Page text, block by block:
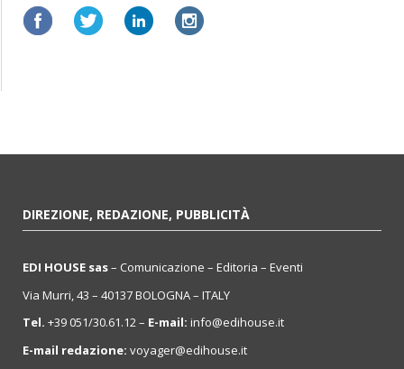
DIREZIONE, REDAZIONE, PUBBLICITÀ
EDI HOUSE sas– Comunicazione – Editoria – Eventi
Via Murri, 43 – 40137 BOLOGNA – ITALY
Tel. +39 051/30.61.12 – E-mail: info@edihouse.it
E-mail redazione: voyager@edihouse.it